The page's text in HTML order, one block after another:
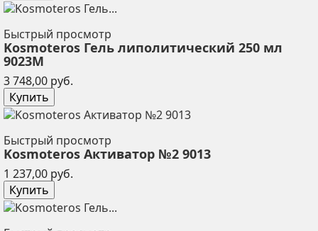
Быстрый просмотр
Kosmoteros Гель липолитический 250 мл
9023М
3 748,00 руб.
Купить
Быстрый просмотр
Kosmoteros Активатор №2 9013
1 237,00 руб.
Купить